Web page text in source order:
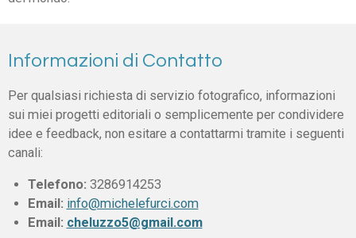
Informazioni di Contatto
Per qualsiasi richiesta di servizio fotografico, informazioni
sui miei progetti editoriali o semplicemente per condividere
idee e feedback, non esitare a contattarmi tramite i seguenti
canali:
Telefono: 3286914253
Email: info@michelefurci.com
Email: cheluzzo5@gmail.com